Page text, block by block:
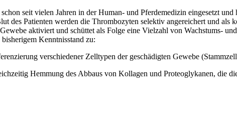
seit vielen Jahren in der Human- und Pferdemedizin eingesetzt
des Patienten werden die Thrombozyten selektiv angereichert und
aktiviert und schüttet als Folge eine Vielzahl von Wachstums-
Kenntnisstand zu:
verschiedener Zelltypen der geschädigten Gewebe
Hemmung des Abbaus von Kollagen und Proteoglykanen, die